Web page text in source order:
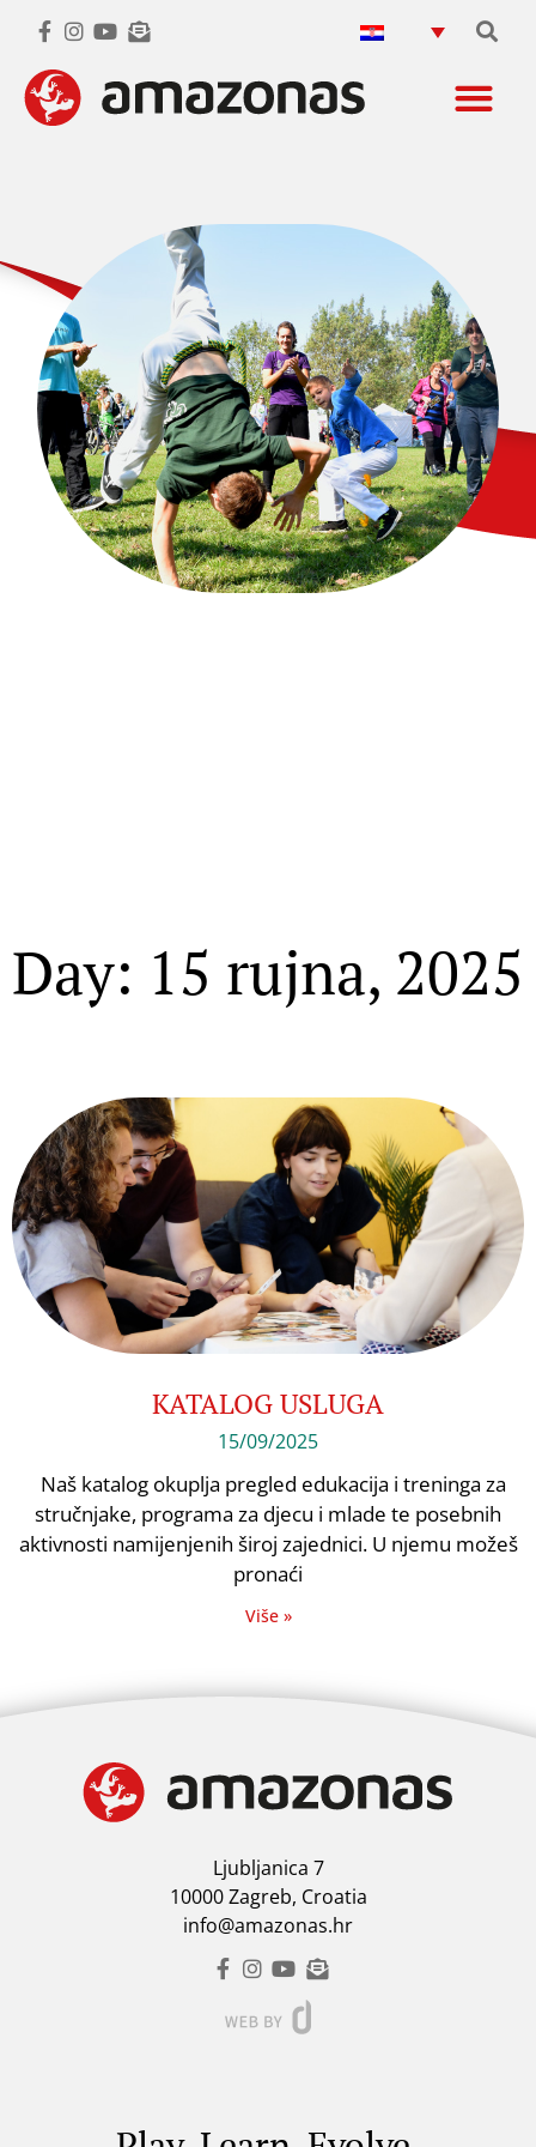
Day: 15 rujna, 2025
KATALOG USLUGA
15/09/2025
Naš katalog okuplja pregled edukacija i treninga za
stručnjake, programa za djecu i mlade te posebnih
aktivnosti namijenjenih široj zajednici. U njemu možeš
pronaći
Više »
Ljubljanica 7
10000 Zagreb, Croatia
info@amazonas.hr